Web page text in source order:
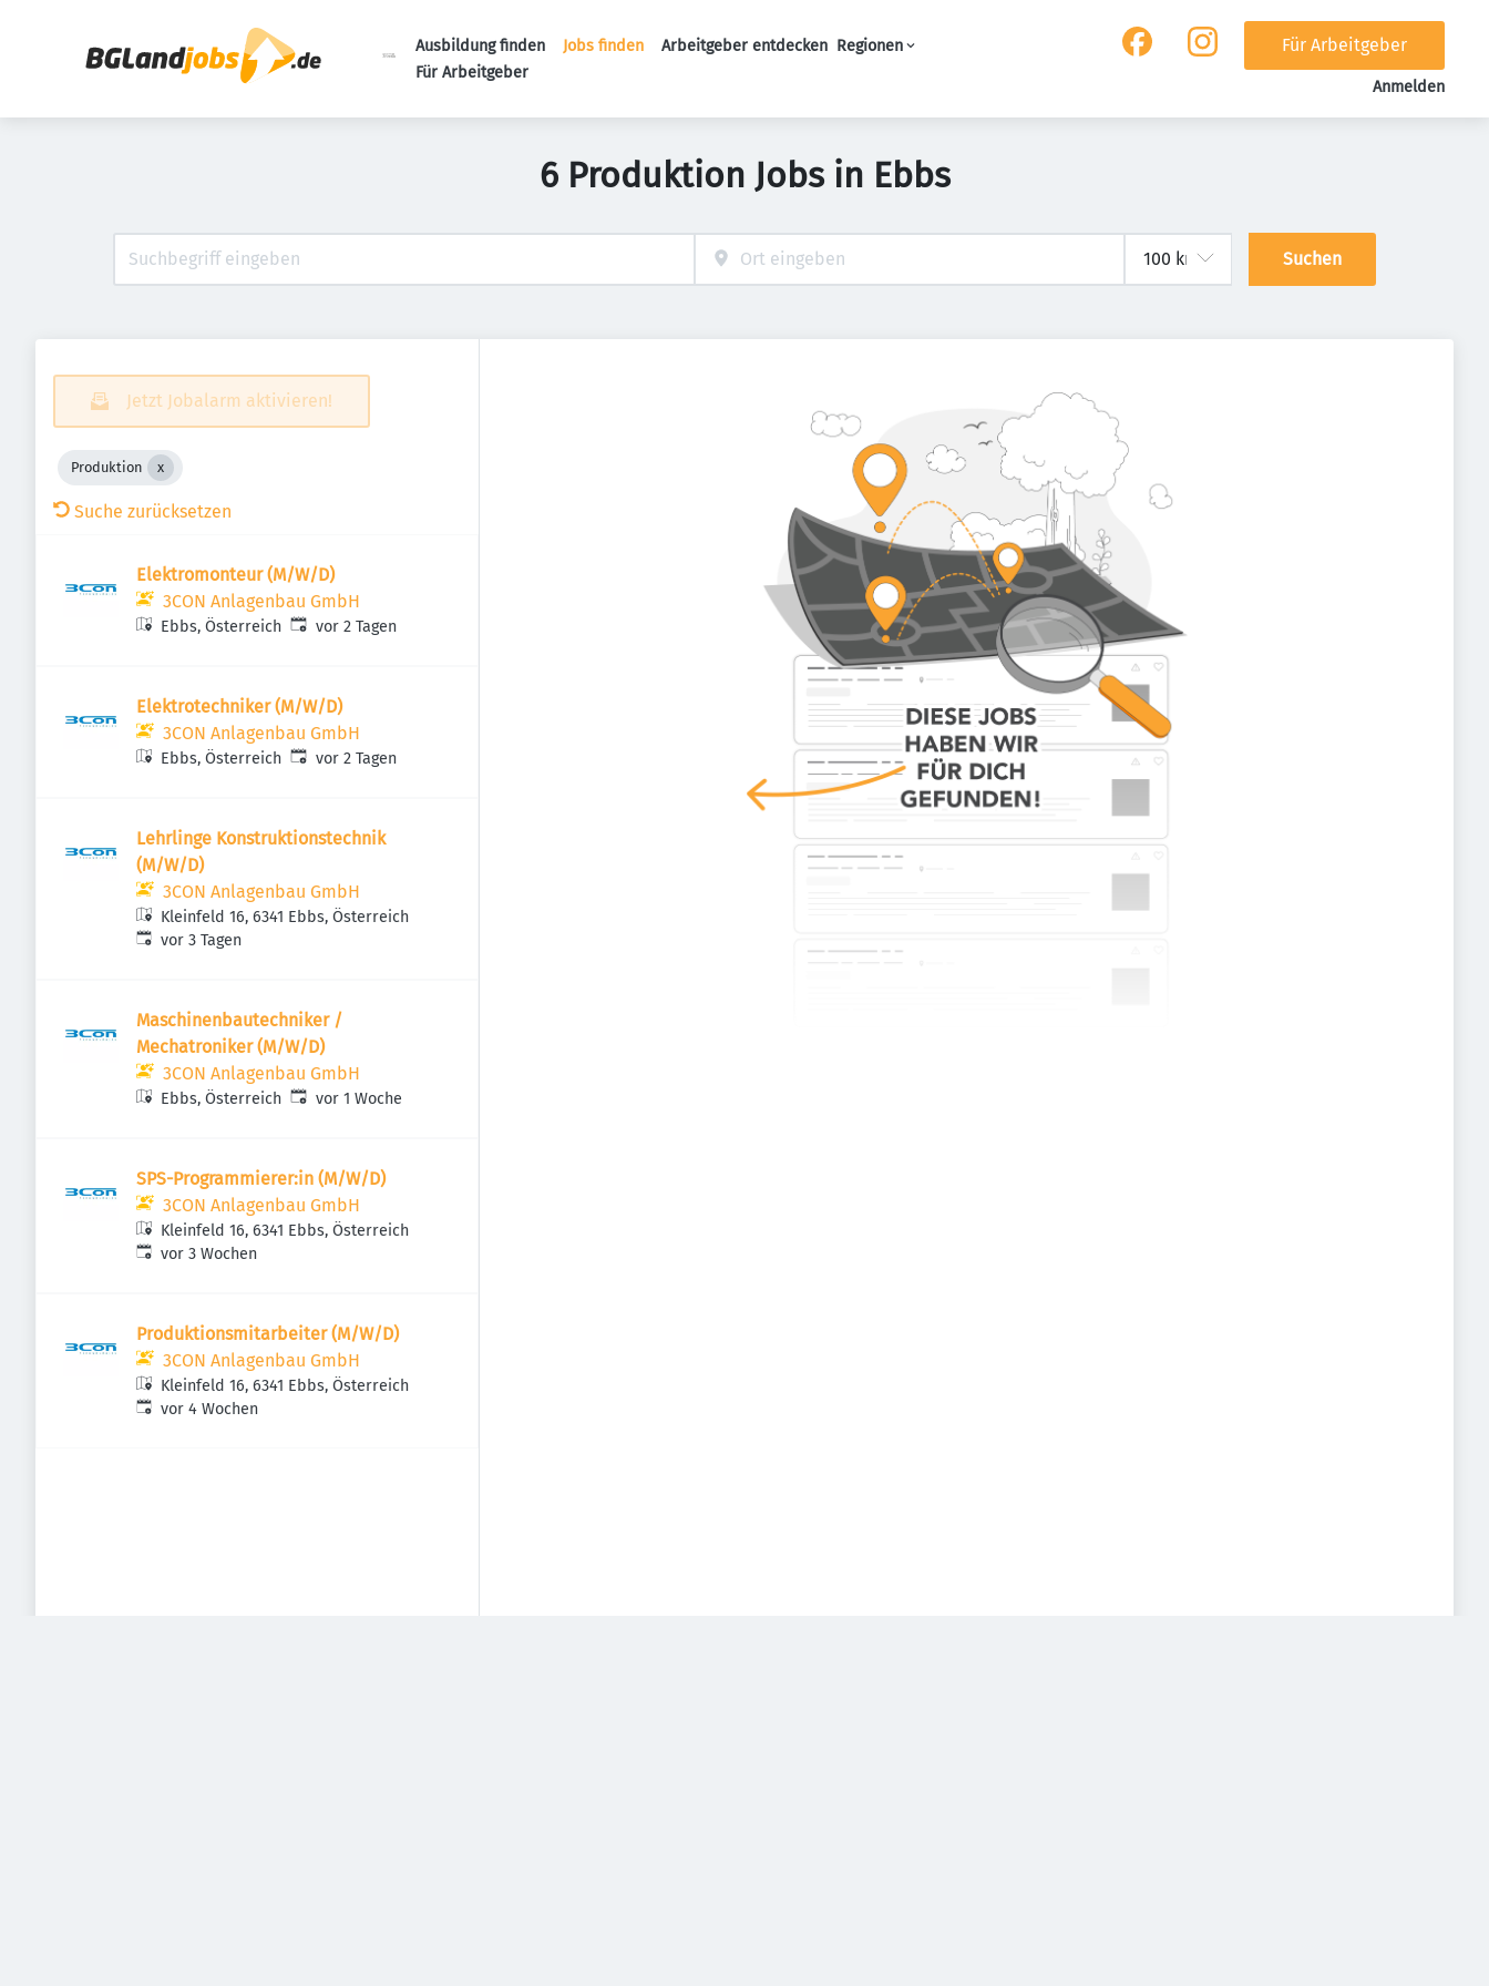
Ausbildung finden Jobs finden Arbeitgeber entdecken Regionen
Für Arbeitgeber
Für Arbeitgeber
Anmelden
6 Produktion Jobs in Ebbs
Suchen
Jetzt Jobalarm aktivieren!
Produktion
Suche zurücksetzen
Elektromonteur (M/W/D)
3CON Anlagenbau GmbH
Ebbs, Österreich Veröffentlicht:
vor 2 Tagen
Elektrotechniker (M/W/D)
3CON Anlagenbau GmbH
Ebbs, Österreich Veröffentlicht:
vor 2 Tagen
Lehrlinge Konstruktionstechnik
(M/W/D)
3CON Anlagenbau GmbH
Kleinfeld 16, 6341 Ebbs, Österreich
Veröffentlicht:
vor 3 Tagen
Maschinenbautechniker /
Mechatroniker (M/W/D)
3CON Anlagenbau GmbH
Ebbs, Österreich Veröffentlicht:
vor 1 Woche
SPS-Programmierer:in (M/W/D)
3CON Anlagenbau GmbH
Kleinfeld 16, 6341 Ebbs, Österreich
Veröffentlicht:
vor 3 Wochen
Produktionsmitarbeiter (M/W/D)
3CON Anlagenbau GmbH
Kleinfeld 16, 6341 Ebbs, Österreich
Veröffentlicht:
vor 4 Wochen